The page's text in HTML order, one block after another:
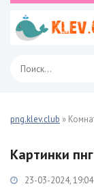
png.klev.club »
Картинки
23-03-2024, 19:04